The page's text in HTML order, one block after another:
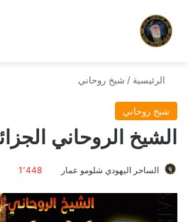
الرئيسية / شيخ روحاني
شيخ روحاني
الشيخ الروحاني
الساحر اليهودي شلومو عمار 1٬448